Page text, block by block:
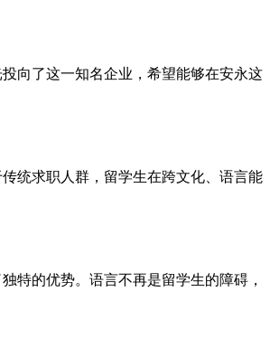
向了这一知名企业，希望能够在安永这
统求职人群，留学生在跨文化、语言能
特的优势。语言不再是留学生的障碍，